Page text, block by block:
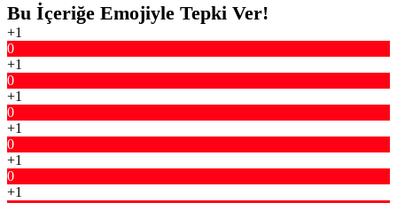
Bu İçeriğe Emojiyle Tepki Ver!
+1
0
+1
0
+1
0
+1
0
+1
0
+1